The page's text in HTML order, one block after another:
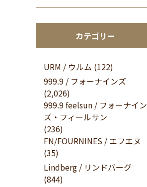
カテゴリー
URM / ウルム (122)
999.9 / フォーナインズ
(2,026)
999.9 feelsun / フォーナイン
ズ・フィールサン
(236)
FN/FOURNINES / エフエヌ
(35)
Lindberg / リンドバーグ
(844)